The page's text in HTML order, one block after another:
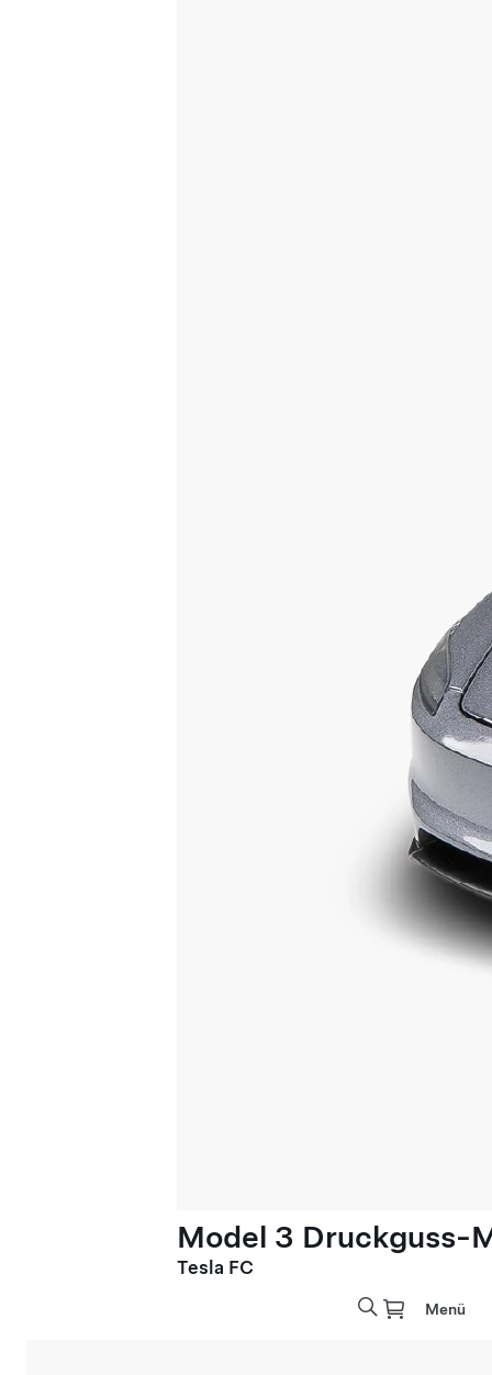
Model 3 Druckguss-
Tesla FC
Menü